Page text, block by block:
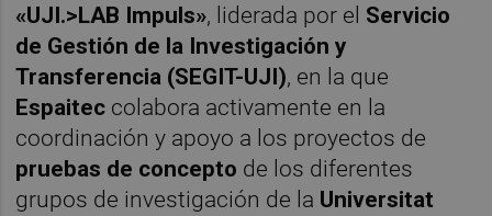
«UJI.>LAB Impuls», liderada por el Servicio
de Gestión de la Investigación y
Transferencia (SEGIT-UJI), en la que
Espaitec colabora activamente en la
coordinación y apoyo a los proyectos de
pruebas de concepto de los diferentes
grupos de investigación de la Universitat